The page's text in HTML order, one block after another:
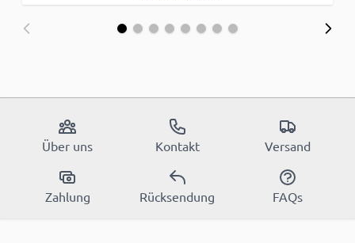
Über uns Kontakt Versand
Zahlung Rücksendung FAQs